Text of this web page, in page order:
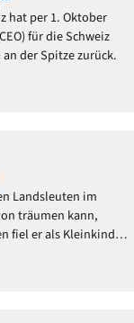
hat per 1. Oktober
für die Schweiz
der Spitze zurück.
Landsleuten im
träumen kann,
fiel er als Kleinkind